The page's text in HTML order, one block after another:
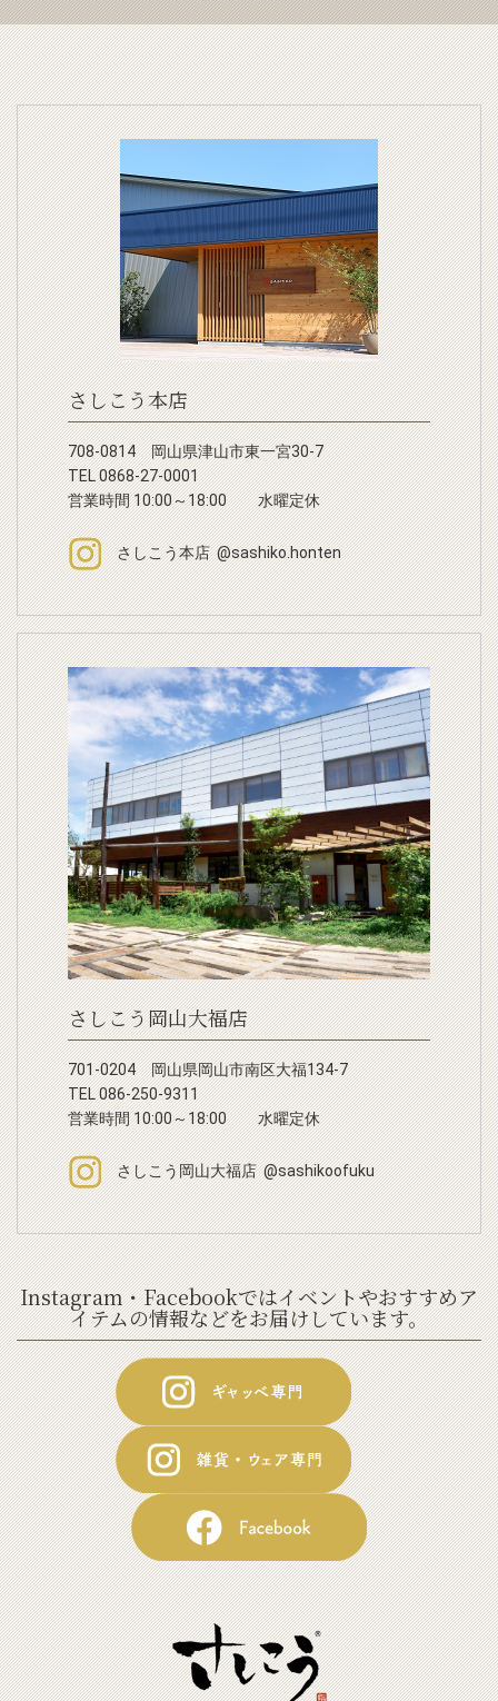
さしこう本店
708-0814 岡山県津山市東一宮30-7
TEL 0868-27-0001
営業時間 10:00～18:00 水曜定休
さしこう本店 @sashiko.honten
さしこう岡山大福店
701-0204 岡山県岡山市南区大福134-7
TEL 086-250-9311
営業時間 10:00～18:00 水曜定休
さしこう岡山大福店 @sashikoofuku
Instagram・Facebookではイベントやおすすめア
イテムの情報などをお届けしています。